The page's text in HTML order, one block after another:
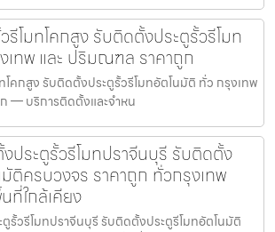
โมทโคกสูง รับติดตั้งประตูรั้วรีโมท
เทพ และ ปริมณฑล ราคาถูก
โคกสูง รับติดตั้งประตูรั้วรีโมทอัตโนมัติ ทั่ว กรุงเทพ
— บริการติดตั้งและจำหน
ประตูรั้วรีโมทปราจีนบุรี รับติดตั้ง
ติครบวงจร ราคาถูก ทั่วกรุงเทพ
ใกล้เคียง
รั้วรีโมทปราจีนบุรี รับติดตั้งประตูรีโมทอัตโนมัติ